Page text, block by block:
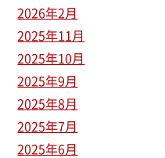
2026年2月
2025年11月
2025年10月
2025年9月
2025年8月
2025年7月
2025年6月